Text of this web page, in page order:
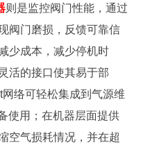
则是监控阀门性能，通过
阀门磨损，反馈可靠信
少成本，减少停机时
活的接口使其易于部
络可轻松集成到气源维
使用；在机器层面提供
空气损耗情况，并在超